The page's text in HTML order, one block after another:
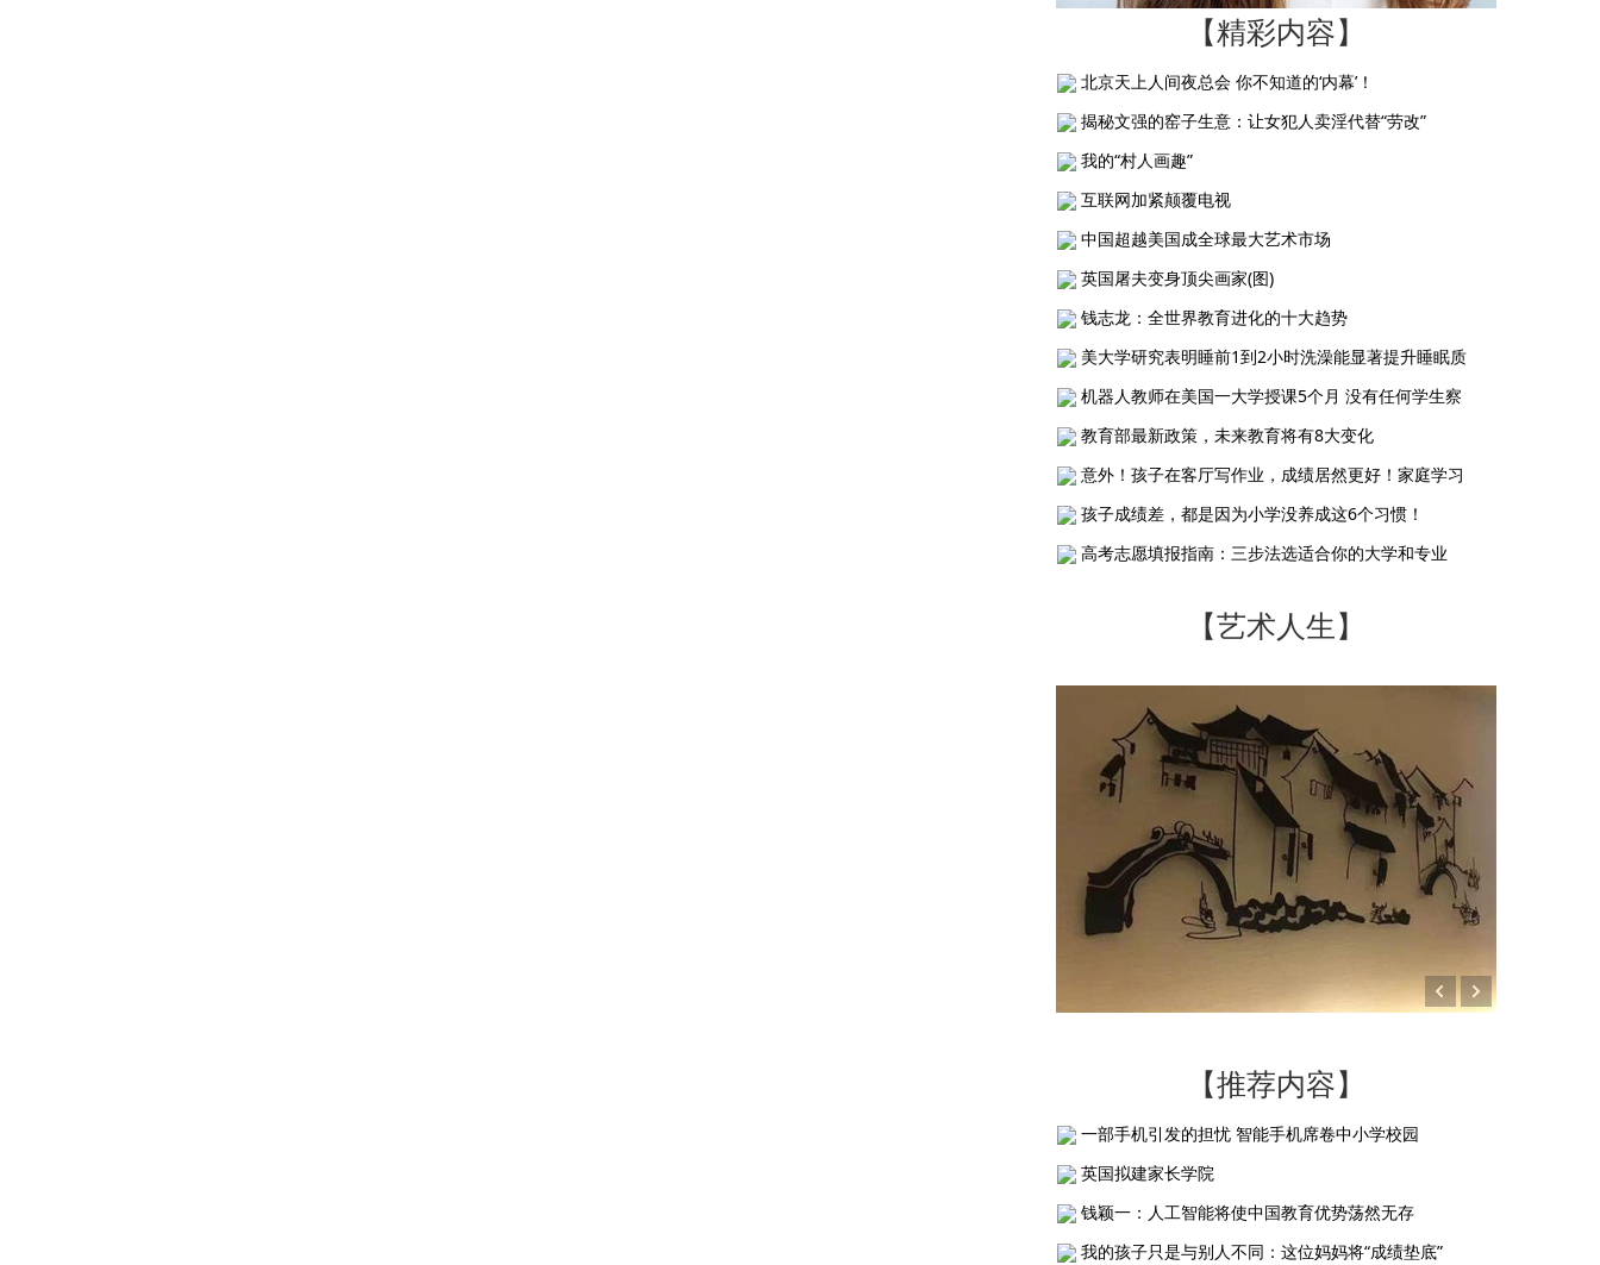
【精彩内容】
北京天上人间夜总会 你不知道的‘内幕’！
揭秘文强的窑子生意：让女犯人卖淫代替“劳改”
我的“村人画趣”
互联网加紧颠覆电视
中国超越美国成全球最大艺术市场
英国屠夫变身顶尖画家(图)
钱志龙：全世界教育进化的十大趋势
美大学研究表明睡前1到2小时洗澡能显著提升睡眠质
机器人教师在美国一大学授课5个月 没有任何学生察
教育部最新政策，未来教育将有8大变化
意外！孩子在客厅写作业，成绩居然更好！家庭学习
孩子成绩差，都是因为小学没养成这6个习惯！
高考志愿填报指南：三步法选适合你的大学和专业
【艺术人生】
【推荐内容】
一部手机引发的担忧 智能手机席卷中小学校园
英国拟建家长学院
钱颖一：人工智能将使中国教育优势荡然无存
我的孩子只是与别人不同：这位妈妈将“成绩垫底”